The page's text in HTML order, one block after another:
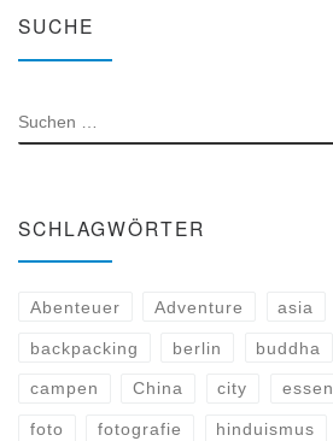
SUCHE
SUCHE
SCHLAGWÖRTER
Abenteuer Adventure asia
backpacking berlin buddha
campen China city essen
foto fotografie hinduismus